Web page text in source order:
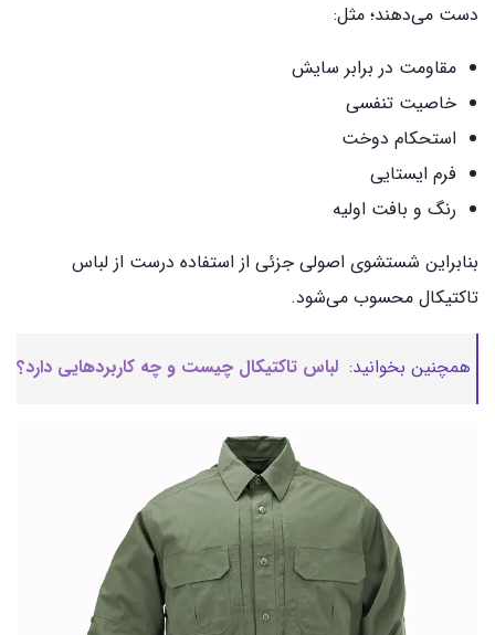
دست می‌دهند؛ مثل:
مقاومت در برابر سایش
خاصیت تنفسی
استحکام دوخت
فرم ایستایی
رنگ و بافت اولیه
بنابراین شستشوی اصولی جزئی از استفاده درست از لباس
تاکتیکال محسوب می‌شود.
همچنین بخوانید: لباس تاکتیکال چیست و چه کاربردهایی دارد؟